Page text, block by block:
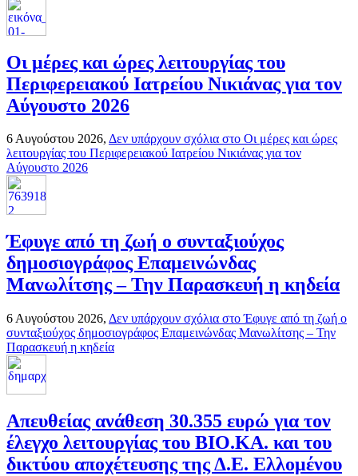
Οι μέρες και ώρες λειτουργίας του
Περιφερειακού Ιατρείου Νικιάνας για τον
Αύγουστο 2026
6 Αυγούστου 2026, Δεν υπάρχουν σχόλια στο Οι μέρες και ώρες
λειτουργίας του Περιφερειακού Ιατρείου Νικιάνας για τον
Αύγουστο 2026
Έφυγε από τη ζωή ο συνταξιούχος
δημοσιογράφος Επαμεινώνδας
Μανωλίτσης – Την Παρασκευή η κηδεία
6 Αυγούστου 2026, Δεν υπάρχουν σχόλια στο Έφυγε από τη ζωή ο
συνταξιούχος δημοσιογράφος Επαμεινώνδας Μανωλίτσης – Την
Παρασκευή η κηδεία
Απευθείας ανάθεση 30.355 ευρώ για τον
έλεγχο λειτουργίας του ΒΙΟ.ΚΑ. και του
δικτύου αποχέτευσης της Δ.Ε. Ελλομένου